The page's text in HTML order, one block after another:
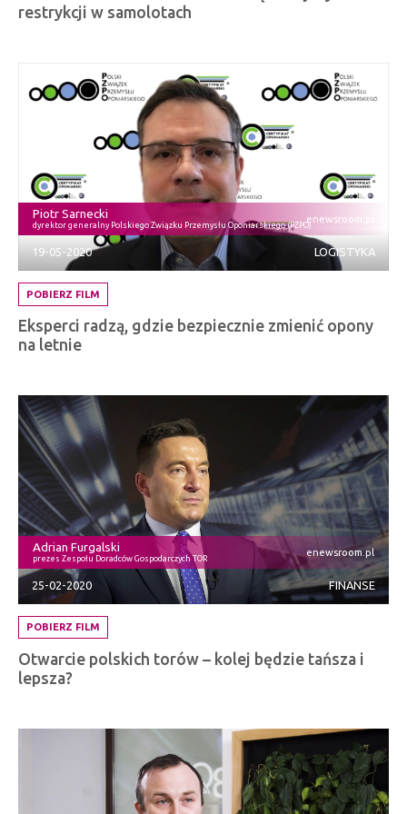
restrykcji w samolotach
Piotr Sarnecki
dyrektor generalny Polskiego Związku Przemysłu Oponiarskiego (PZPO)
enewsroom.pl
19-05-2020 LOGISTYKA
POBIERZ FILM
Eksperci radzą, gdzie bezpiecznie zmienić opony
na letnie
Adrian Furgalski
prezes Zespołu Doradców Gospodarczych TOR
enewsroom.pl
25-02-2020 FINANSE
POBIERZ FILM
Otwarcie polskich torów – kolej będzie tańsza i
lepsza?